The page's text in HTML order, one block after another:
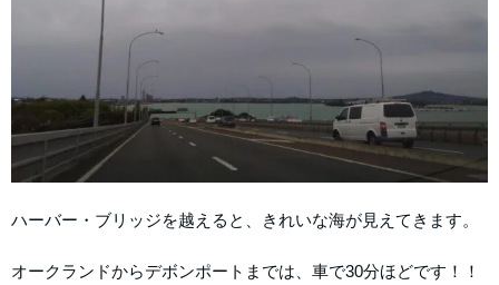
ハーバー・ブリッジを越えると、きれいな海が見えてきます。
オークランドからデボンポートまでは、車で30分ほどです！！